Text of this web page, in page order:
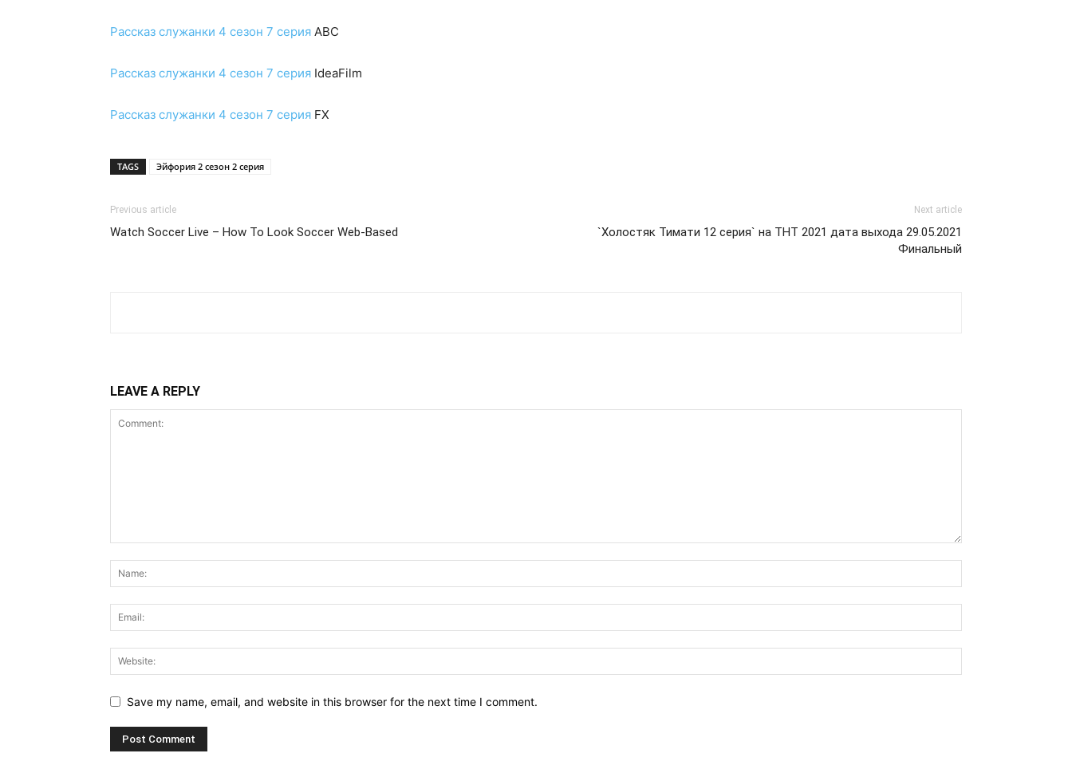
Рассказ служанки 4 сезон 7 серия ABC
Рассказ служанки 4 сезон 7 серия IdeaFilm
Рассказ служанки 4 сезон 7 серия FX
TAGS Эйфория 2 сезон 2 серия
Previous article
Watch Soccer Live – How To Look Soccer Web-Based
Next article
`Холостяк Тимати 12 серия` на ТНТ 2021 дата выхода 29.05.2021
Финальный
LEAVE A REPLY
Save my name, email, and website in this browser for the next time I comment.